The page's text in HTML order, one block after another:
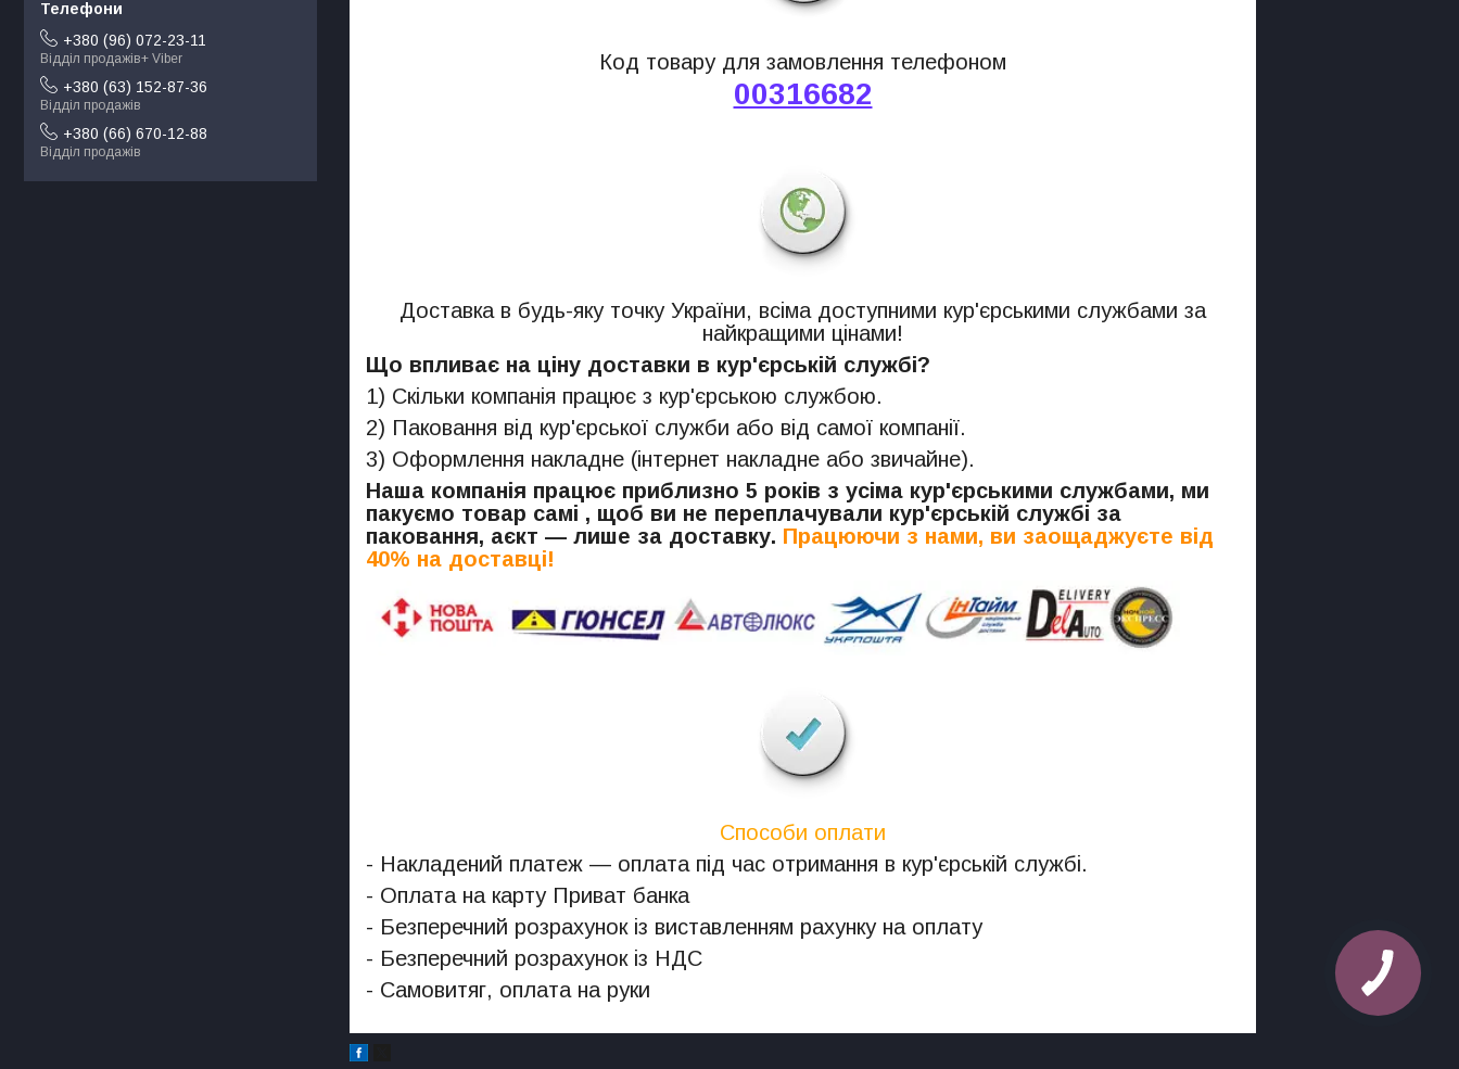
Код товару для замовлення телефоном
00316682
Доставка в будь-яку точку України, всіма доступними кур'єрськими службами за
найкращими цінами!
Що впливає на ціну доставки в кур'єрській службі?
1) Скільки компанія працює з кур'єрською службою.
2) Паковання від кур'єрської служби або від самої компанії.
3) Оформлення накладне (інтернет накладне або звичайне).
Наша компанія працює приблизно 5 років з усіма кур'єрськими службами, ми
пакуємо товар самі , щоб ви не переплачували кур'єрській службі за
паковання, аєкт — лише за доставку. Працюючи з нами, ви заощаджуєте від
40% на доставці!
Способи оплати
- Накладений платеж — оплата під час отримання в кур'єрській службі.
- Оплата на карту Приват банка
- Безперечний розрахунок із виставленням рахунку на оплату
- Безперечний розрахунок із НДС
- Самовитяг, оплата на руки
+380 (96) 072-23-11
Відділ продажів+ Viber
+380 (63) 152-87-36
Відділ продажів
+380 (66) 670-12-88
Відділ продажів